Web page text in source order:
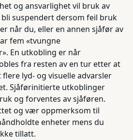
og ansvarlighet vil bruk av
suspendert dersom feil bruk
når du, eller en annen sjåfør av
fem «tvungne
En utkobling er når
fra resten av en tur etter at
lyd- og visuelle advarsler
Sjåførinitierte utkoblinger
og forventes av sjåføren.
og vær oppmerksom til
enheter mens du
tillatt.